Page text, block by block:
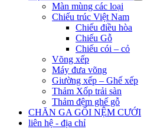
Màn mùng các loại
Chiếu trúc Việt Nam
Chiếu điều hòa
Chiếu Gỗ
Chiếu cói – cỏ
Võng xếp
Máy đưa võng
Giường xếp – Ghế xếp
Thảm Xốp trải sàn
Thảm đệm ghế gỗ
CHĂN GA GỐI NỆM CƯỚI
liên hệ - địa chỉ